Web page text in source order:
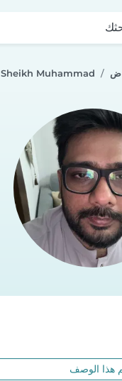
Sheikh Muhammad
هذا الوصف